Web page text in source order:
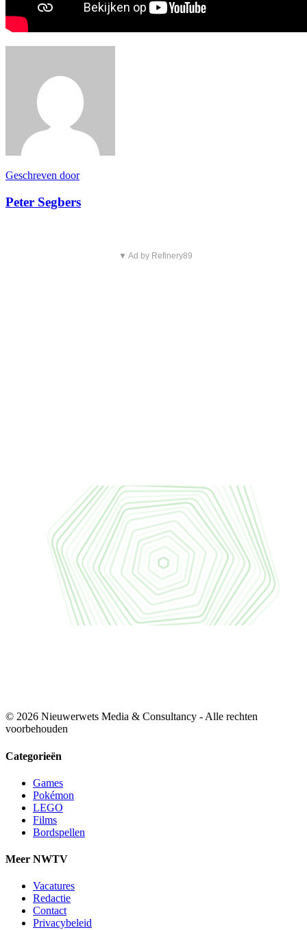
Geschreven door
Peter Segbers
▼ Ad by Refinery89
© 2026 Nieuwerwets Media & Consultancy - Alle rechten
voorbehouden
Categorieën
Games
Pokémon
LEGO
Films
Bordspellen
Meer NWTV
Vacatures
Redactie
Contact
Privacybeleid